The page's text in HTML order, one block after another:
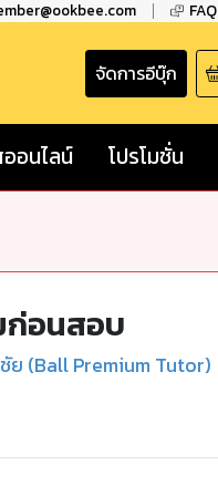
FAQ
จัดการอีบุ๊ก
อนไลน์ โปรโมชั่น
ก่อนสอบ
(Ball Premium Tutor)